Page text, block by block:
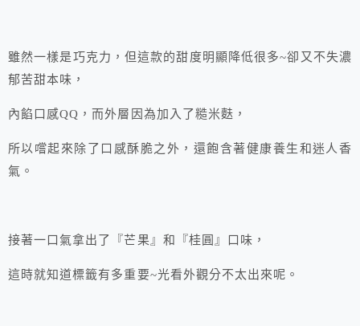
雖然一樣是巧克力，但這款的甜度明顯降低很多~卻又不失濃
郁苦甜本味，
內餡口感QQ，而外層因為加入了糙米麩，
所以嚐起來除了口感酥脆之外，還飽含著健康養生和迷人香
氣。
接著一口氣拿出了『芒果』和『桂圓』口味，
這時就知道標籤有多重要~光看外觀分不太出來呢。